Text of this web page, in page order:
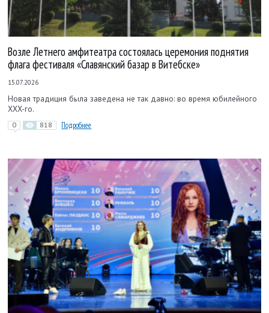
Возле Летнего амфитеатра состоялась церемония поднятия
флага фестиваля «Славянский базар в Витебске»
15.07.2026
Новая традиция была заведена не так давно: во время юбилейного
XXX-го.
0 818 Подробнее